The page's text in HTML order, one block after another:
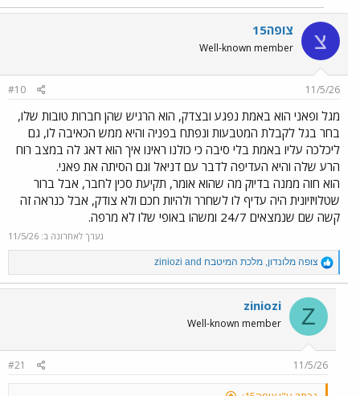
צ צופה15
Well-known member
11/5/26
#10
מגל ופאני הוא באמת נפגע ובצדק, הוא הרגיש שהן חברות טובות שלו,
בחר בגל לקבלת המטבעות ונפתח בפניה והיא ממש הכאיבה לו, גם
ליכלכה עליו באמת בלי סיבה כי כולנו ראינו איך הוא דאג לה במצב רוח
הרע שלה והיא העדיפה לדבר עם דניאל וגם הסיתה את פאני.
הוא חוה ממנה בדיוק מה שהוא אומר, תקיעת סכין לחבר, אבל ברור
שטלויזיונית היה עדיף לו לשחרר ולהיות חכם ולא צודק, אבל כנראה זה
קשה שם שנמצאים 24/7 ומשהו באופי שלו לא מרפה.
נערך לאחרונה ב: 11/5/26
R
e
a
c
o
n
s
צופה מלונדון, מלכת המיטבח ziniozi
Z
ziniozi
Well-known member
11/5/26
#21